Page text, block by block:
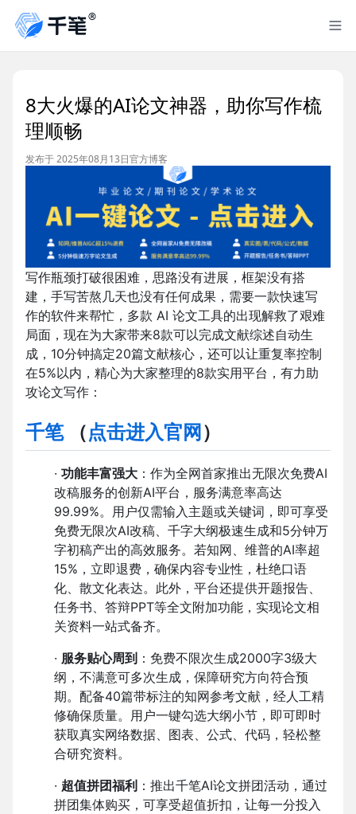
8大火爆的AI论文神器，助你写作梳
理顺畅
发布于 2025年08月13日官方博客
写作瓶颈打破很困难，思路没有进展，框架没有搭
建，手写苦熬几天也没有任何成果，需要一款快速写
作的软件来帮忙，多款 AI 论文工具的出现解救了艰难
局面，现在为大家带来8款可以完成文献综述自动生
成，10分钟搞定20篇文献核心，还可以让重复率控制
在5%以内，精心为大家整理的8款实用平台，有力助
攻论文写作：
千笔（点击进入官网 ）
· 功能丰富强大 ：作为全网首家推出无限次免费AI
改稿服务的创新AI平台，服务满意率高达
99.99%。用户仅需输入主题或关键词，即可享受
免费无限次AI改稿、千字大纲极速生成和5分钟万
字初稿产出的高效服务。若知网、维普的AI率超
15%，立即退费，确保内容专业性，杜绝口语
化、散文化表达。此外，平台还提供开题报告、
任务书、答辩PPT等全文附加功能，实现论文相
关资料一站式备齐。
· 服务贴心周到 ：免费不限次生成2000字3级大
纲，不满意可多次生成，保障研究方向符合预
期。配备40篇带标注的知网参考文献，经人工精
修确保质量。用户一键勾选大纲小节，即可即时
获取真实网络数据、图表、公式、代码，轻松整
合研究资料。
· 超值拼团福利 ：推出千笔AI论文拼团活动，通过
拼团集体购买，可享受超值折扣，让每一分投入